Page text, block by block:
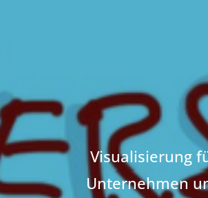
Visualisierung
Unternehmen